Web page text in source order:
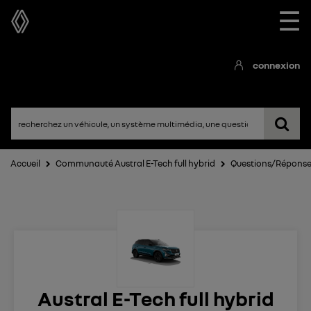
☰
connexion
Accueil Communauté Austral E-Tech full hybrid Questions/
Austral E-Tech full hybrid